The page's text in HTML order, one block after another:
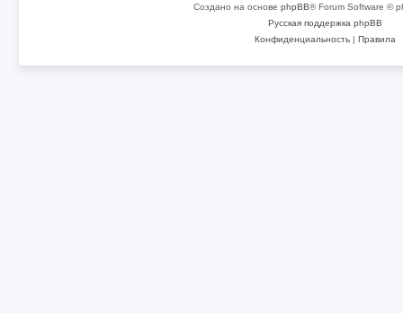
Создано на основе phpBB® Forum Software ©
Русская поддержка phpBB
Конфиденциальность| Правила